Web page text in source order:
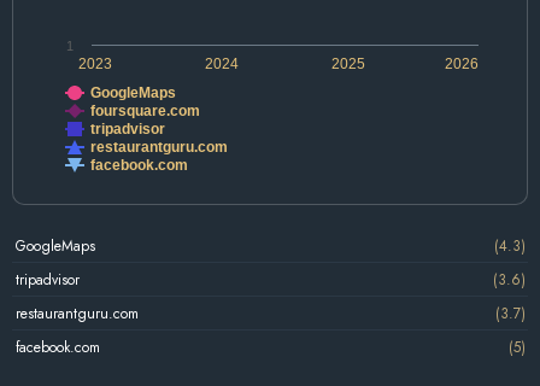
2024 2026
2023 2025
1
GoogleMaps
foursquare.com
tripadvisor
restaurantguru.com
facebook.com
GoogleMaps
(4.3)
tripadvisor
(3.6)
restaurantguru.com
(3.7)
facebook.com
(5)